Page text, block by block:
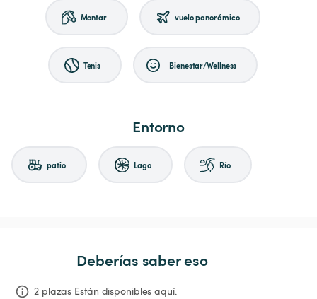
Montar vuelo panorámico
Tenis Bienestar/Wellness
Entorno
patio Lago Río
Deberías saber eso
2 plazas Están disponibles aquí.